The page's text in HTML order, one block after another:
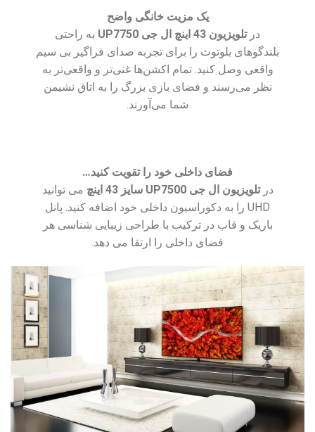
یک مزیت خانگی واضح
درتلويزيون 43 اینچ ال جی UP7750
به راحتی
بلندگوهای بلوتوث را برای تجربه صدای فراگیر بی سیم
واقعی وصل کنید. تمام اکشن‌ها غنی‌تر و واقعی‌تر به
نظر می‌رسند و فضای بازی بزرگ را به اتاق نشیمن
شما می‌آورند.
فضای داخلی خود را تقویت کنید…
درتلویزیون ال جی UP7500 سایز 43 اینچ
می توانید
UHD را به دکوراسیون داخلی خود اضافه کنید. پانل
باریک و قاب در ترکیب با طراحی زیبایی شناسی هر
فضای داخلی را ارتقا می دهد.